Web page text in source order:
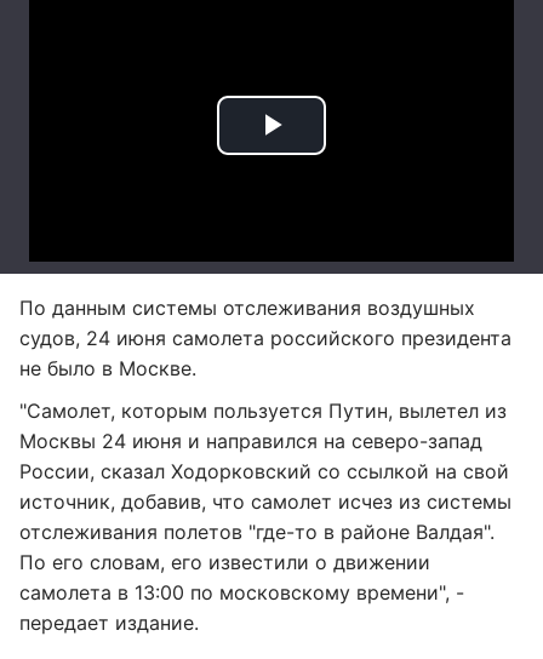
По данным системы отслеживания воздушных
судов, 24 июня самолета российского президента
не было в Москве.
"Самолет, которым пользуется Путин, вылетел из
Москвы 24 июня и направился на северо-запад
России, сказал Ходорковский со ссылкой на свой
источник, добавив, что самолет исчез из системы
отслеживания полетов "где-то в районе Валдая".
По его словам, его известили о движении
самолета в 13:00 по московскому времени", -
передает издание.